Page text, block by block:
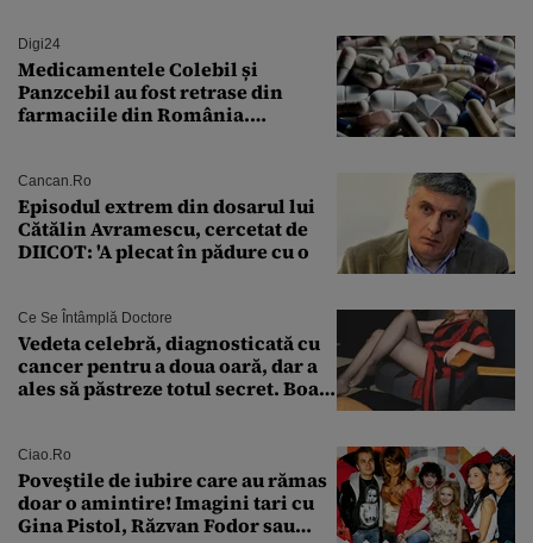
Digi24
Medicamentele Colebil și
Panzcebil au fost retrase din
farmaciile din România.
Cancan.ro
Episodul extrem din dosarul lui
Cătălin Avramescu, cercetat de
DIICOT: 'A plecat în pădure cu o
Ce Se Întâmplă Doctore
Vedeta celebră, diagnosticată cu
cancer pentru a doua oară, dar a
ales să păstreze totul secret. Boala
Ciao.ro
Poveştile de iubire care au rămas
doar o amintire! Imagini tari cu
Gina Pistol, Răzvan Fodor sau